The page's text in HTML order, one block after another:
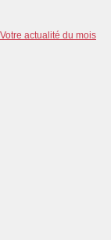
Votre actualité du mois